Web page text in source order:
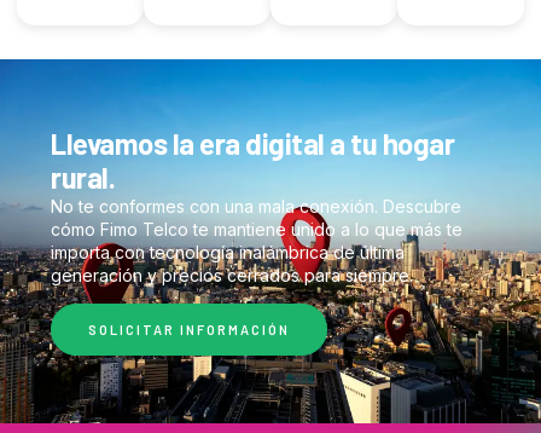
Llevamos la era digital a tu hogar
rural.
No te conformes con una mala conexión. Descubre
cómo Fimo Telco te mantiene unido a lo que más te
importa con tecnología inalámbrica de última
generación y precios cerrados para siempre.
SOLICITAR INFORMACIÓN